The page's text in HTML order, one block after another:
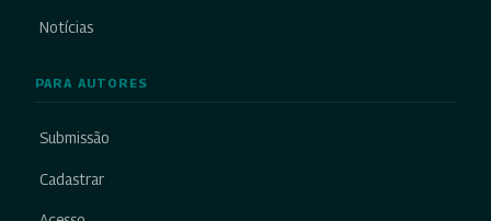
Notícias
PARA AUTORES
Submissão
Cadastrar